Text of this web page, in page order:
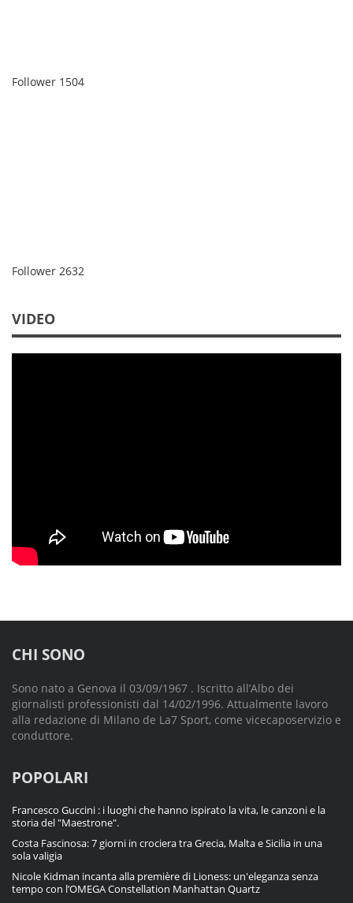
Follower 1504
Follower 2632
VIDEO
CHI SONO
Sono nato a Genova il 03/09/1967 . Iscritto all’Albo dei
giornalisti professionisti dal 14/02/1996. Attualmente lavoro
alla redazione di Milano de La7 Sport, come vicecaposervizio e
conduttore.
POPOLARI
Francesco Guccini : i luoghi che hanno ispirato la vita, le canzoni e la
storia del "Maestrone".
Costa Fascinosa: 7 giorni in crociera tra Grecia, Malta e Sicilia in una
sola valigia
Nicole Kidman incanta alla première di Lioness: un'eleganza senza
tempo con l’OMEGA Constellation Manhattan Quartz